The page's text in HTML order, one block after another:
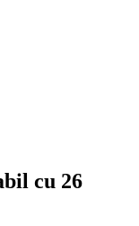
cu 26